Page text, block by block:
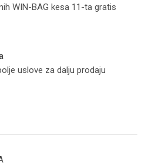
WIN-BAG kesa 11-ta gratis
uslove za dalju prodaju